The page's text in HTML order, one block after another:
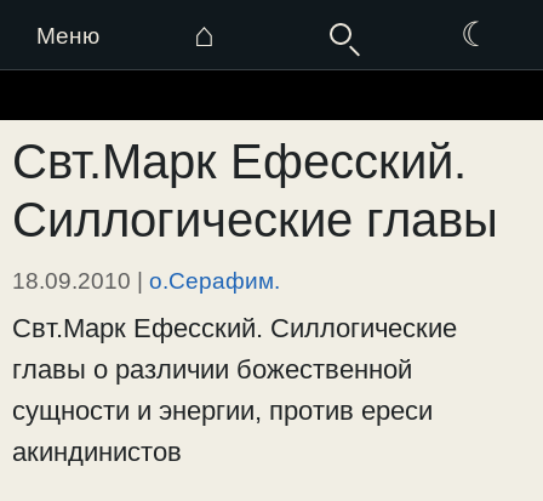
Меню ⌂ ☾
к
содержимому
Свт.Марк Ефесский.
Силлогические главы
18.09.2010 | о.Серафим.
Свт.Марк Ефесский. Силлогические
главы о различии божественной
сущности и энергии, против ереси
акиндинистов